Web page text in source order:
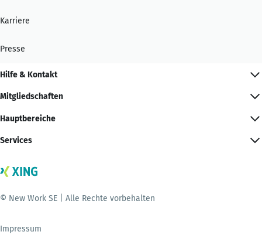
Karriere
Presse
Hilfe & Kontakt
Mitgliedschaften
Hauptbereiche
Services
© New Work SE | Alle Rechte vorbehalten
Impressum